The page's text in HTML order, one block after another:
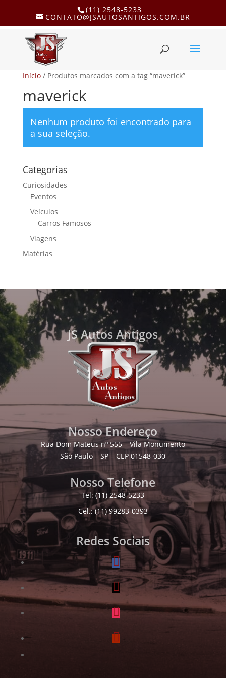
(11) 2548-5233
CONTATO@JSAUTOSANTIGOS.COM.BR
Início/ Produtos marcados com a tag “maverick”
maverick
Nenhum produto foi encontrado para
a sua seleção.
Categorias
Curiosidades
Eventos
Veículos
Carros Famosos
Viagens
Matérias
JS Autos Antigos
Nosso Endereço
Rua Dom Mateus nº 555 – Vila Monumento
São Paulo – SP – CEP 01548-030
Nosso Telefone
Tel: (11) 2548-5233
Cel.: (11) 99283-0393
Redes Sociais